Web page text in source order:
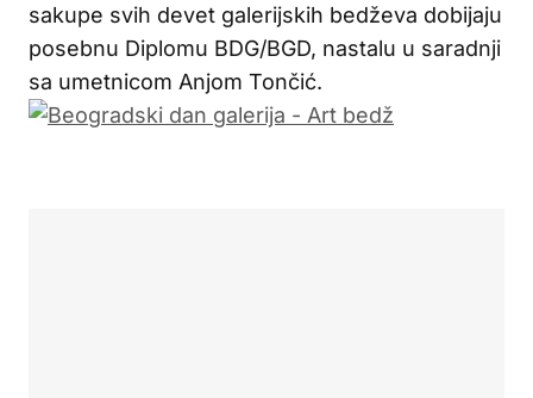
sakupe svih devet galerijskih bedževa dobijaju
posebnu Diplomu BDG/BGD, nastalu u saradnji
sa umetnicom Anjom Tončić.